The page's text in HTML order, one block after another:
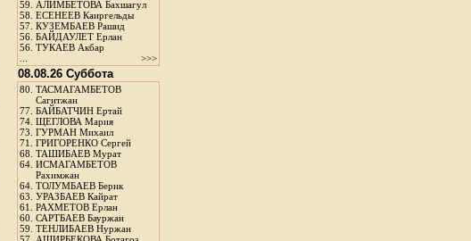
59. АЛИМБЕТОВА Бахшагул
58. ЕСЕНЕЕВ Каиргельды
57. КУЗЕМБАЕВ Рашид
56. БАЙДАУЛЕТ Ерлан
56. ТУКАЕВ Акбар
>>>
08.08.26 Суббота
80. ТАСМАГАМБЕТОВ
Сагитжан
77. БАЙБАТЧИН Ертай
74. ЩЕГЛОВА Мария
73. ГУРМАН Михаил
71. ГРИГОРЕНКО Сергей
68. ТАШИБАЕВ Мурат
64. ИСМАГАМБЕТОВ
Рахимжан
64. ТОЛУМБАЕВ Берик
63. УРАЗБАЕВ Кайрат
61. РАХМЕТОВ Ерлан
60. САРТБАЕВ Бауржан
59. ТЕНЛИБАЕВ Нуржан